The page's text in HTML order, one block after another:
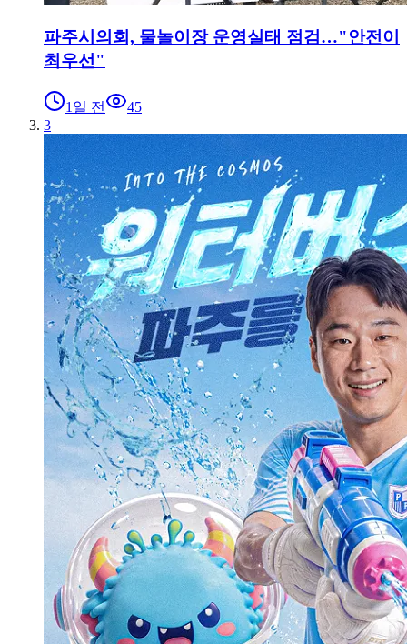
파주시의회, 물놀이장 운영실태 점검…"안전이
최우선"
1일 전
45
3